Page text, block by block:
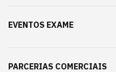
EVENTOS EXAME
PARCERIAS COMERCIAIS